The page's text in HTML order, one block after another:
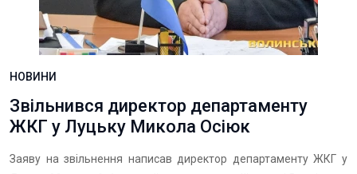
НОВИНИ
Звільнився директор департаменту
ЖКГ у Луцьку Микола Осіюк
Заяву на звільнення написав директор департаменту ЖКГ у